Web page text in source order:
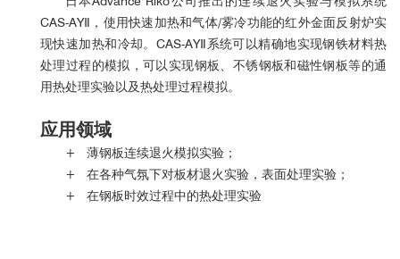
CAS-AYⅡ，使用快速加热和气体/雾冷功能的红外金面反射炉实
现快速加热和冷却。 CAS-AYⅡ系统可以精确地实现钢铁材料热
处理过程的模拟，可以实现钢板、不锈钢板和磁性钢板等的通
用热处理实验以及热处理过程模拟。
应用领域
+ 薄钢板连续退火模拟实验；
+ 在各种气氛下对板材退火实验，表面处理实验；
+ 在钢板时效过程中的热处理实验